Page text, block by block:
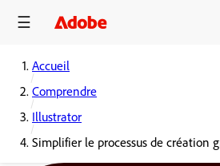
Accueil
Comprendre
Illustrator
Simplifier le processus de création